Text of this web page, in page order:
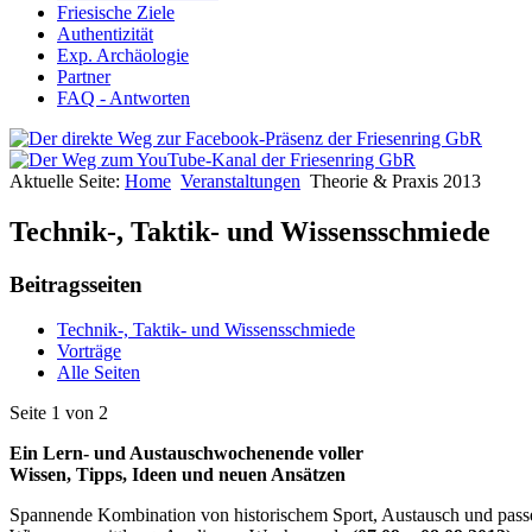
Friesische Ziele
Authentizität
Exp. Archäologie
Partner
FAQ - Antworten
Aktuelle Seite: Home Veranstaltungen Theorie & Praxis 2013
Technik-, Taktik- und Wissensschmiede
Beitragsseiten
Technik-, Taktik- und Wissensschmiede
Vorträge
Alle Seiten
Seite 1 von 2
Ein Lern- und Austauschwochenende voller
Wissen, Tipps, Ideen und neuen Ansätzen
Spannende Kombination von historischem Sport, Austausch und